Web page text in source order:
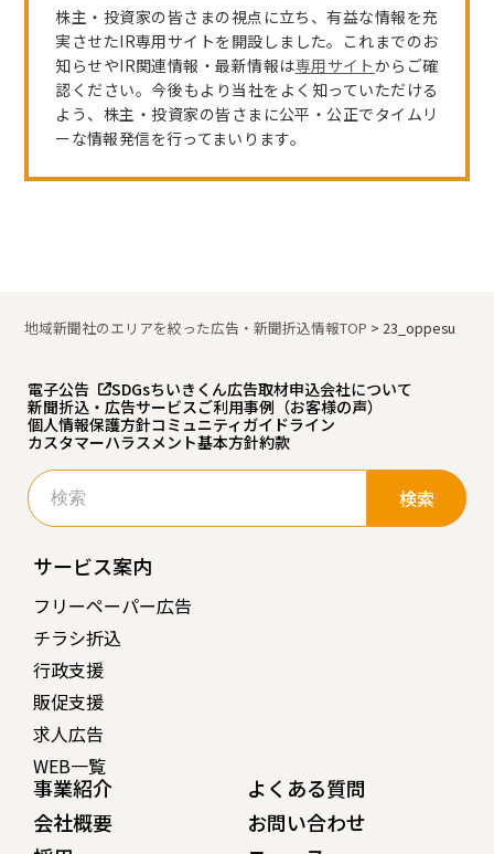
株主・投資家の皆さまの視点に立ち、有益な情報を充
実させたIR専用サイトを開設しました。これまでのお
知らせやIR関連情報・最新情報は専用サイトからご確
認ください。今後もより当社をよく知っていただける
よう、株主・投資家の皆さまに公平・公正でタイムリ
ーな情報発信を行ってまいります。
地域新聞社のエリアを絞った広告・新聞折込情報TOP >23_oppesu
電子公告 SDGsちいきくん広告取材申込会社について
新聞折込・広告サービスご利用事例（お客様の声）
個人情報保護方針コミュニティガイドライン
カスタマーハラスメント基本方針約款
検
索:
サービス案内
フリーペーパー広告
チラシ折込
行政支援
販促支援
求人広告
WEB一覧
事業紹介
会社概要
よくある質問
お問い合わせ